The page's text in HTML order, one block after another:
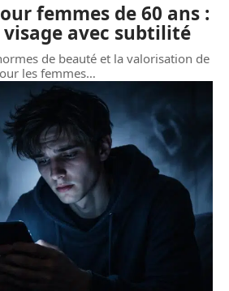
femmes de 60 ans :
avec subtilité
de beauté et la valorisation de
les femmes…